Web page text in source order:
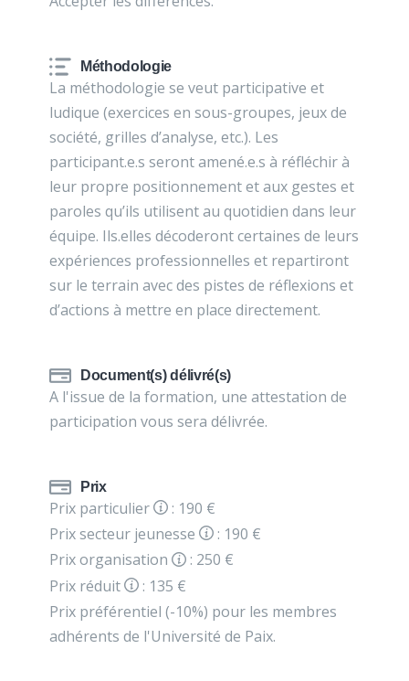
Méthodologie
La méthodologie se veut participative et
ludique (exercices en sous-groupes, jeux de
société, grilles d’analyse, etc.). Les
participant.e.s seront amené.e.s à réfléchir à
leur propre positionnement et aux gestes et
paroles qu’ils utilisent au quotidien dans leur
équipe. Ils.elles décoderont certaines de leurs
expériences professionnelles et repartiront
sur le terrain avec des pistes de réflexions et
d’actions à mettre en place directement.
Document(s) délivré(s)
A l'issue de la formation, une attestation de
participation vous sera délivrée.
Prix
Prix particulier
: 190 €
Prix secteur jeunesse
: 190 €
Prix organisation
: 250 €
Prix réduit
: 135 €
Prix préférentiel (-10%) pour les membres
adhérents de l'Université de Paix.